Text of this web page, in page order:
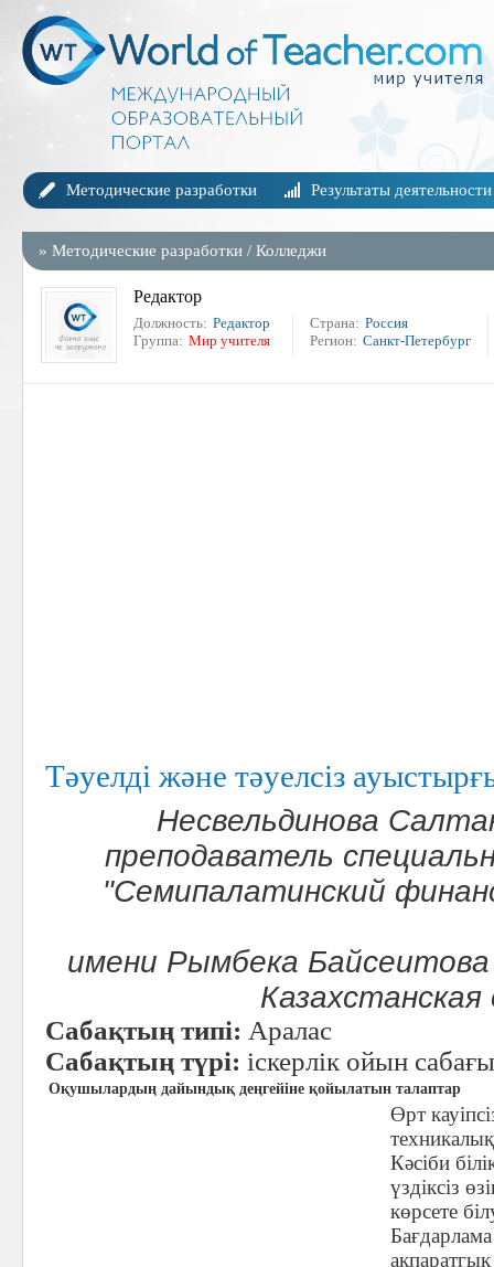
Методические разработки Результаты деятельности
» Методические разработки / Колледжи
Редактор
Должность: Редактор
Группа: Мир учителя
Страна: Россия
Регион: Санкт-Петербург
Тәуелді және тәуелсіз
Несвельдинова
преподаватель
"Семипалатинский
имени Рымбека
Сабақтың типі: Аралас
Сабақтың түрі: іскерлік ойын сабағы
Оқушылардың дайындық деңгейіне қойылатын талаптар
Өрт
техникалық
Кәсіби
үздіксіз
көрсете